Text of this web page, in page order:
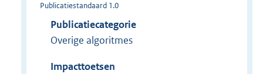
Publicatiestandaard 1.0
Publicatiecategorie
Overige algoritmes
Impacttoetsen